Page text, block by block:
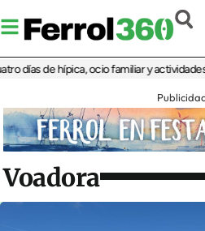
de hípica, ocio familiar y actividades
Voadora